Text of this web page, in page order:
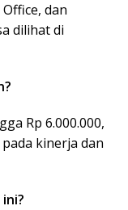
dan
dilihat di
Rp 6.000.000,
kinerja dan